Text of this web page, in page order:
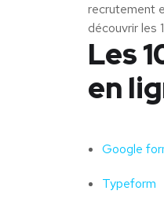
recrutement
découvrir les
Les
en
Google
Typeform